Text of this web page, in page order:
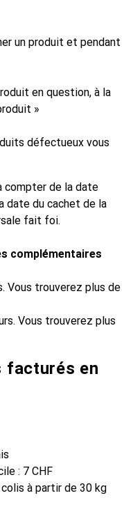
un produit et pendant
en question, à la
»
défectueux vous
compter de la date
date du cachet de la
fait foi.
complémentaires
Vous trouverez plus de
Vous trouverez plus
facturés en
: 7 CHF
à partir de 30 kg